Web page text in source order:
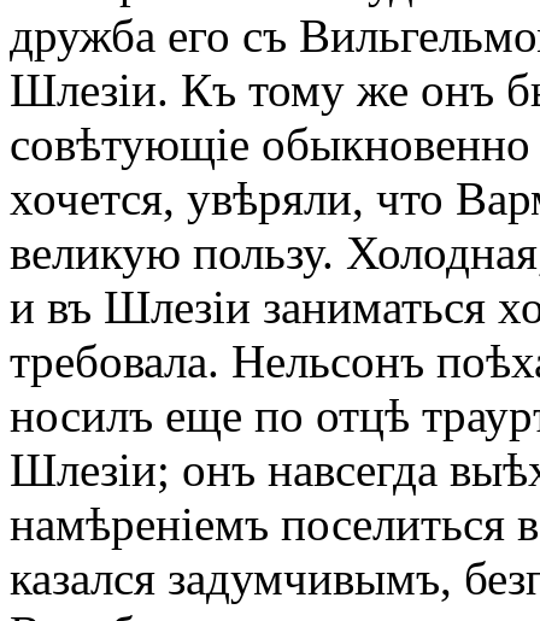
дружба его съ
Шлезіи. Къ тому же онъ
совѣтующіе обыкновенно
хочется, увѣряли, что
великую пользу.
и въ Шлезіи заниматься
требовала. Нельсонъ
носилъ еще по отцѣ
Шлезіи; онъ навсегда
намѣреніемъ
казался задумчивымъ,